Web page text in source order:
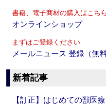
書籍、電子商材の購入はこちら
オンラインショップ
まずはご登録ください
メールニュース 登録（無料
新着記事
【訂正】はじめての獣医